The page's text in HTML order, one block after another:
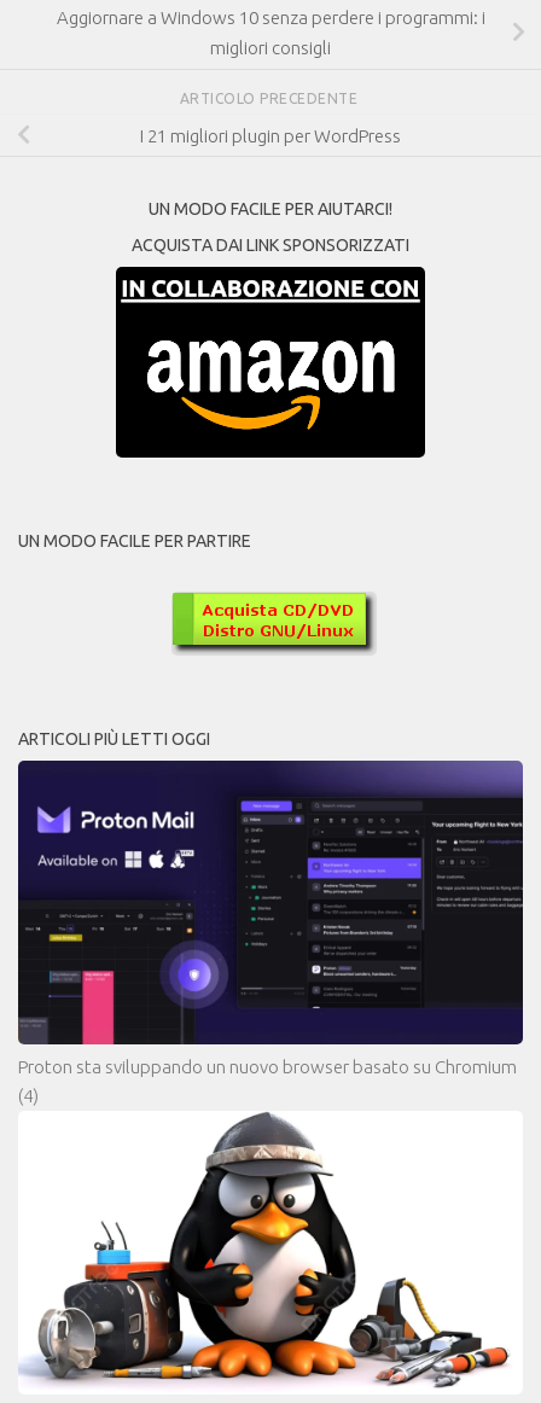
Aggiornare a Windows 10 senza perdere i programmi: i
migliori consigli
ARTICOLO PRECEDENTE
I 21 migliori plugin per WordPress
UN MODO FACILE PER AIUTARCI!
ACQUISTA DAI LINK SPONSORIZZATI
UN MODO FACILE PER PARTIRE
ARTICOLI PIÙ LETTI OGGI
Proton sta sviluppando un nuovo browser basato su Chromium
(4)